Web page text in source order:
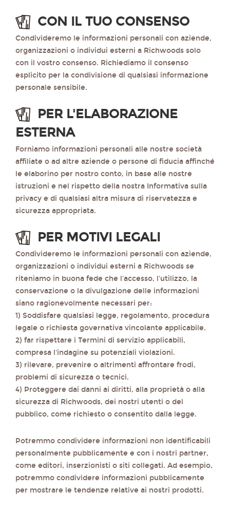
CON IL TUO CONSENSO
Condivideremo le informazioni personali con aziende,
organizzazioni o individui esterni a Richwoods solo
con il vostro consenso. Richiediamo il consenso
esplicito per la condivisione di qualsiasi informazione
personale sensibile.
PER L'ELABORAZIONE
ESTERNA
Forniamo informazioni personali alle nostre società
affiliate o ad altre aziende o persone di fiducia affinché
le elaborino per nostro conto, in base alle nostre
istruzioni e nel rispetto della nostra Informativa sulla
privacy e di qualsiasi altra misura di riservatezza e
sicurezza appropriata.
PER MOTIVI LEGALI
Condivideremo le informazioni personali con aziende,
organizzazioni o individui esterni a Richwoods se
riteniamo in buona fede che l'accesso, l'utilizzo, la
conservazione o la divulgazione delle informazioni
siano ragionevolmente necessari per:
1) Soddisfare qualsiasi legge, regolamento, procedura
legale o richiesta governativa vincolante applicabile.
2) far rispettare i Termini di servizio applicabili,
compresa l'indagine su potenziali violazioni.
3) rilevare, prevenire o altrimenti affrontare frodi,
problemi di sicurezza o tecnici.
4) Proteggere dai danni ai diritti, alla proprietà o alla
sicurezza di Richwoods, dei nostri utenti o del
pubblico, come richiesto o consentito dalla legge.
Potremmo condividere informazioni non identificabili
personalmente pubblicamente e con i nostri partner,
come editori, inserzionisti o siti collegati. Ad esempio,
potremmo condividere informazioni pubblicamente
per mostrare le tendenze relative ai nostri prodotti.